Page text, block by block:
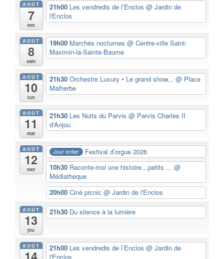
AOÛT
7
ven
21h00 Les vendredis de l’Enclos @ Jardin de
l'Enclos
AOÛT
8
sam
19h00 Marchés nocturnes @ Centre-ville Saint-
Maximin-la-Sainte-Baume
AOÛT
10
lun
21h30 Orchestre Luxury • Le grand show... @ Place
Malherbe
AOÛT
11
mar
21h30 Les Nuits du Parvis @ Parvis Charles II
d'Anjou
AOÛT
12
mer
Jour entier
Festival d’orgue 2026
10h30 Raconte-moi une histoire…petits ... @
Médiatheque
20h00 Ciné picnic @ Jardin de l'Enclos
AOÛT
13
jeu
21h30 Du silence à la lumière
AOÛT 21h00 Les vendredis de l’Enclos @ Jardin de
l'Enclos